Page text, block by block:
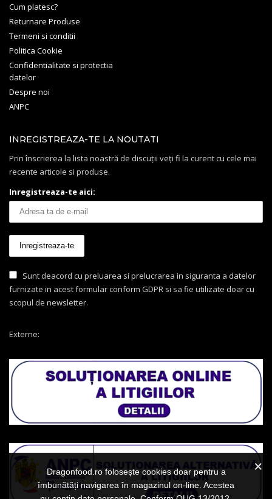
Cum platesc?
Returnare Produse
Termeni si conditii
Politica Cookie
Confidentialitate si protectia
datelor
Despre noi
ANPC
INREGISTREAZA-TE LA NOUTATI
Prin înscrierea la lista noastră de discuții veți fi la curent cu cele mai
recente articole si produse.
Inregistreaza-te aici:
Sunt deacord cu preluarea si prelucrarea in siguranta a datelor
furnizate in acest formular conform GDPR si sa fie utilizate doar cu
scopul de newsletter.
Externe:
Dragonfood.ro folosește cookies doar pentru a
îmbunătăți navigarea în magazinul on-line. Acestea